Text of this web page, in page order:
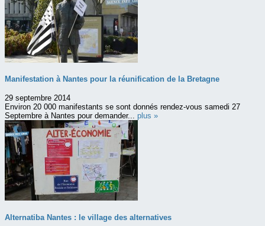
Manifestation à Nantes pour la réunification de la Bretagne
29 septembre 2014
Environ 20 000 manifestants se sont donnés rendez-vous samedi 27
Septembre à Nantes pour demander... plus »
Alternatiba Nantes : le village des alternatives